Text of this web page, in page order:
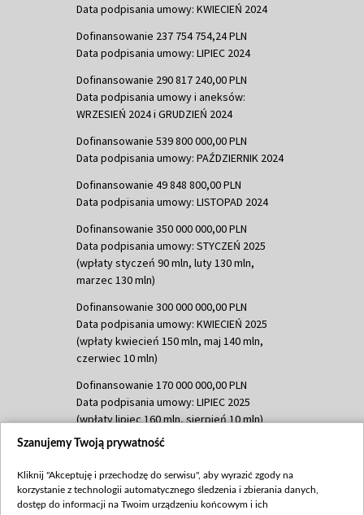
Data podpisania umowy: KWIECIEŃ 2024
Dofinansowanie 237 754 754,24 PLN
Data podpisania umowy: LIPIEC 2024
Dofinansowanie 290 817 240,00 PLN
Data podpisania umowy i aneksów:
WRZESIEŃ 2024 i GRUDZIEŃ 2024
Dofinansowanie 539 800 000,00 PLN
Data podpisania umowy: PAŹDZIERNIK 2024
Dofinansowanie 49 848 800,00 PLN
Data podpisania umowy: LISTOPAD 2024
Dofinansowanie 350 000 000,00 PLN
Data podpisania umowy: STYCZEŃ 2025
(wpłaty styczeń 90 mln, luty 130 mln,
marzec 130 mln)
Dofinansowanie 300 000 000,00 PLN
Data podpisania umowy: KWIECIEŃ 2025
(wpłaty kwiecień 150 mln, maj 140 mln,
czerwiec 10 mln)
Dofinansowanie 170 000 000,00 PLN
Data podpisania umowy: LIPIEC 2025
(wpłaty lipiec 160 mln, sierpień 10 mln)
Dofinansowanie 60 000 000,00 PLN
(wpłata wrzesień 60 mln)
Dofinansowanie 635 783 051,21 PLN
Szanujemy Twoją prywatność
Kliknij "Akceptuję i przechodzę do serwisu", aby wyrazić zgody na
korzystanie z technologii automatycznego śledzenia i zbierania danych,
dostęp do informacji na Twoim urządzeniu końcowym i ich